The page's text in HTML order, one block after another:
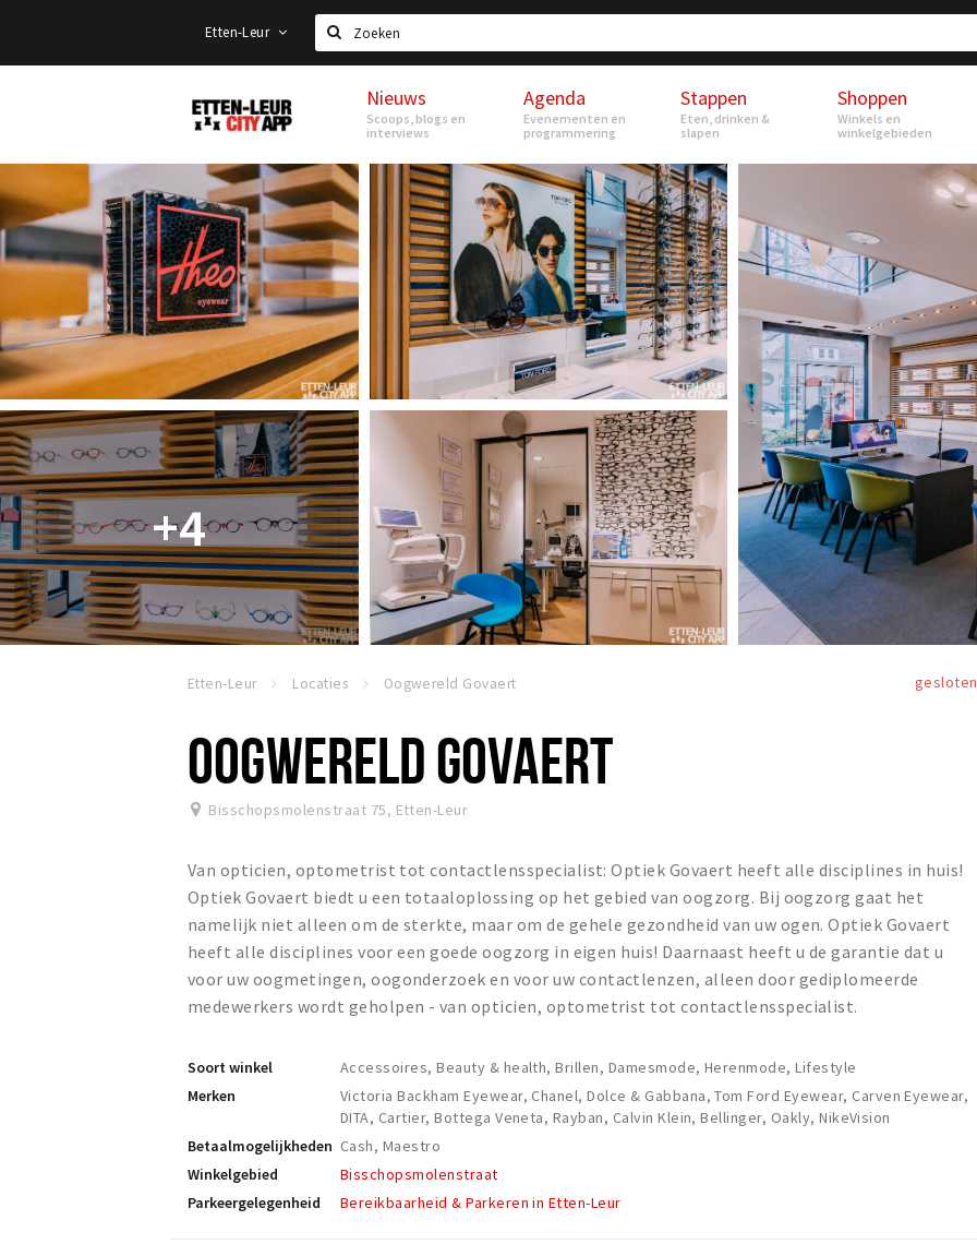
Etten-Leur
Zoeken
Etten-
Leur
Nieuws
Scoops, blogs en
interviews
Agenda
Evenementen en
programmering
Stappen
Eten, drinken &
slapen
Shoppen
Winkels en
winkelgebieden
+4
Etten-Leur Locaties Oogwereld Govaert gesloten
OOGWERELD GOVAERT
Bisschopsmolenstraat 75, Etten-Leur
Van opticien, optometrist tot contactlensspecialist: Optiek Govaert heeft alle disciplines in huis!
Optiek Govaert biedt u een totaaloplossing op het gebied van oogzorg. Bij oogzorg gaat het
namelijk niet alleen om de sterkte, maar om de gehele gezondheid van uw ogen. Optiek Govaert
heeft alle disciplines voor een goede oogzorg in eigen huis! Daarnaast heeft u de garantie dat u
voor uw oogmetingen, oogonderzoek en voor uw contactlenzen, alleen door gediplomeerde
medewerkers wordt geholpen - van opticien, optometrist tot contactlensspecialist.
Soort winkel
Accessoires, Beauty & health, Brillen, Damesmode, Herenmode, Lifestyle
Merken
Victoria Backham Eyewear, Chanel, Dolce & Gabbana, Tom Ford Eyewear, Carven Eyewear,
DITA, Cartier, Bottega Veneta, Rayban, Calvin Klein, Bellinger, Oakly, NikeVision
Betaalmogelijkheden Cash, Maestro
Winkelgebied
Bisschopsmolenstraat
Parkeergelegenheid
Bereikbaarheid & Parkeren in Etten-Leur